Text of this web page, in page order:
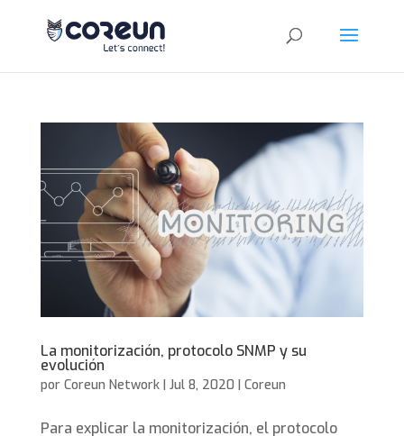
La monitorización, protocolo SNMP y su
evolución
por Coreun Network| Jul 8, 2020 | Coreun
Para explicar la monitorización, el protocolo